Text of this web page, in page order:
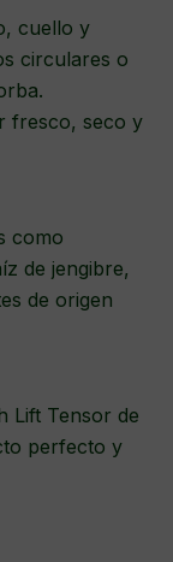
cuello y
circulares o
fresco, seco y
como
de jengibre,
de origen
Lift Tensor de
perfecto y